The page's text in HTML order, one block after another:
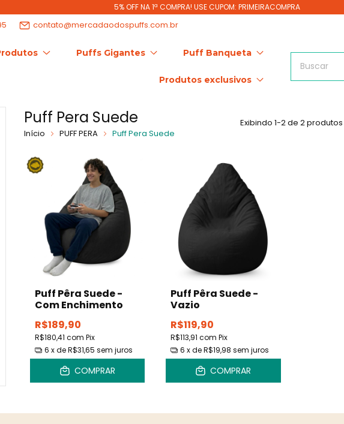
5% OFF NA 1ª COMPRA! USE CUPOM: PRIMEIRACOMPRA
contato@mercadaodospuffs.com.br
Puffs Gigantes Puff Banqueta
Produtos exclusivos
Puff Pera Suede
Início PUFF PERA Puff Pera Suede
Exibindo 1-2 de 2 produtos
Puff Pêra Suede -
Com Enchimento
R$189,90
R$180,41 com Pix
6 x deR$31,65 sem juros
COMPRAR
Puff Pêra Suede -
Vazio
R$119,90
R$113,91com Pix
6 x deR$19,98 sem juros
COMPRAR